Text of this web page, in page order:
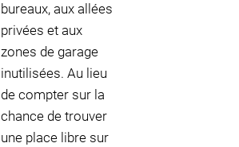
bureaux, aux allées
privées et aux
zones de garage
inutilisées. Au lieu
de compter sur la
chance de trouver
une place libre sur